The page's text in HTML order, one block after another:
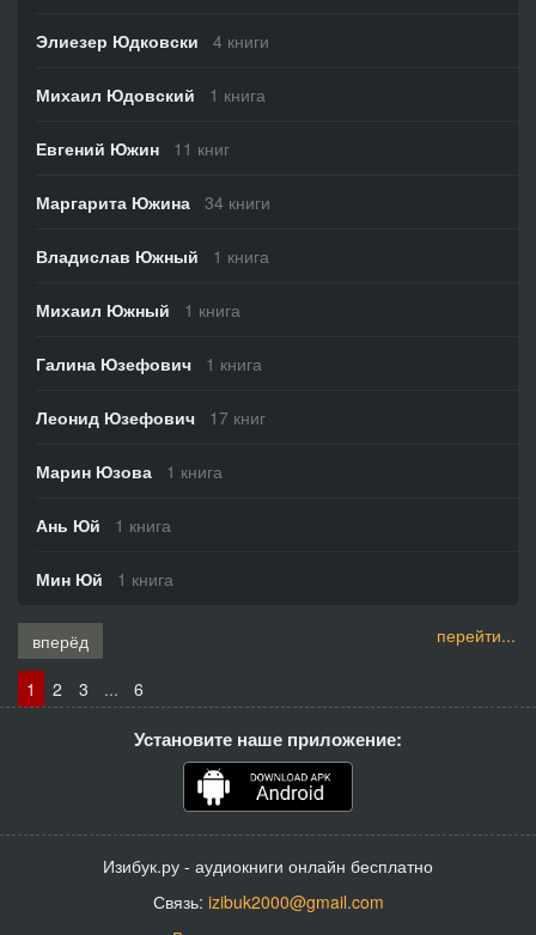
Элиезер Юдковски 4 книги
Михаил Юдовский 1 книга
Евгений Южин 11 книг
Маргарита Южина 34 книги
Владислав Южный 1 книга
Михаил Южный 1 книга
Галина Юзефович 1 книга
Леонид Юзефович 17 книг
Марин Юзова 1 книга
Ань Юй 1 книга
Мин Юй 1 книга
перейти...
вперёд
1
2 3 ... 6
Установите наше приложение:
Изибук.ру - аудиокниги онлайн бесплатно
Связь: izibuk2000@gmail.com